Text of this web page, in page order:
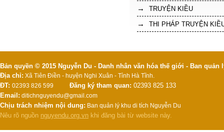
TRUYỆN KIỀU
THI PHÁP TRUYỆN
Bản quyền © 2015 Nguyễn Du - Danh nhân văn hóa thế giới - Ban
Địa chỉ: Xã Tiên Điền - huyện Nghi Xuân - Tỉnh Hà Tĩnh.
ĐT: 02393 826 599 Đăng ký tham quan: 02393 825 133
Email: ditichnguyendu@gmail.com
Chịu trách nhiệm nội dung: Ban quản lý khu di tích Nguyễn Du
Nêu rõ nguồn nguyendu.org.vn khi đăng bài từ website này.